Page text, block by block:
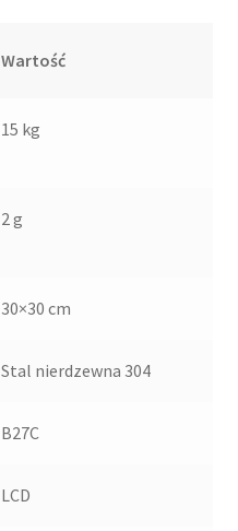
Wartość
15 kg
2 g
30×30 cm
Stal nierdzewna 304
B27C
LCD